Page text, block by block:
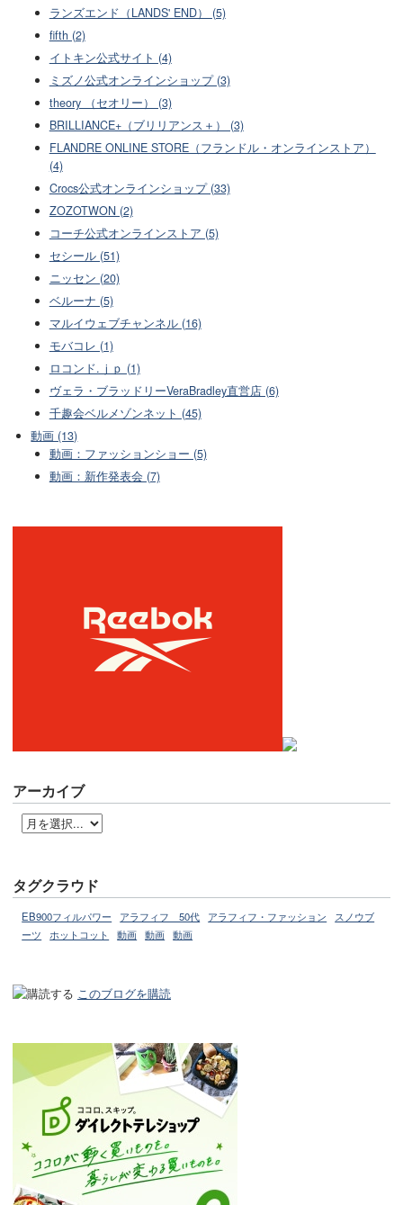
ランズエンド（LANDS' END） (5)
fifth (2)
イトキン公式サイト (4)
ミズノ公式オンラインショップ (3)
theory （セオリー） (3)
BRILLIANCE+（ブリリアンス＋） (3)
FLANDRE ONLINE STORE（フランドル・オンラインストア）
(4)
Crocs公式オンラインショップ (33)
ZOZOTWON (2)
コーチ公式オンラインストア (5)
セシール (51)
ニッセン (20)
ベルーナ (5)
マルイウェブチャンネル (16)
モバコレ (1)
ロコンド.ｊｐ (1)
ヴェラ・ブラッドリーVeraBradley直営店 (6)
千趣会ベルメゾンネット (45)
動画 (13)
動画：ファッションショー (5)
動画：新作発表会 (7)
アーカイブ
タグクラウド
EB900フィルパワー アラフィフ 50代 アラフィフ・ファッション
スノウブ
ーツ
ホットコット 動画 動画 動画
このブログを購読